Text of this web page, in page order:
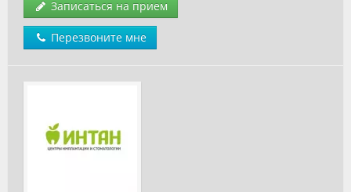
Записаться на прием
Перезвоните мне